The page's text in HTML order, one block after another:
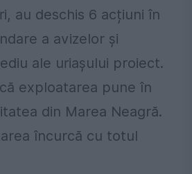
au deschis 6 acțiuni în
a avizelor și
ale uriașului proiect.
exploatarea pune în
din Marea Neagră.
încurcă cu totul